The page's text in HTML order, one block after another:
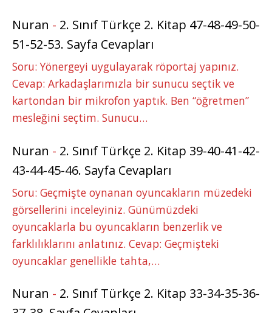
Nuran - 2. Sınıf Türkçe 2. Kitap 47-48-49-50-
51-52-53. Sayfa Cevapları
Soru: Yönergeyi uygulayarak röportaj yapınız.
Cevap: Arkadaşlarımızla bir sunucu seçtik ve
kartondan bir mikrofon yaptık. Ben “öğretmen”
mesleğini seçtim. Sunucu…
Nuran - 2. Sınıf Türkçe 2. Kitap 39-40-41-42-
43-44-45-46. Sayfa Cevapları
Soru: Geçmişte oynanan oyuncakların müzedeki
görsellerini inceleyiniz. Günümüzdeki
oyuncaklarla bu oyuncakların benzerlik ve
farklılıklarını anlatınız. Cevap: Geçmişteki
oyuncaklar genellikle tahta,…
Nuran - 2. Sınıf Türkçe 2. Kitap 33-34-35-36-